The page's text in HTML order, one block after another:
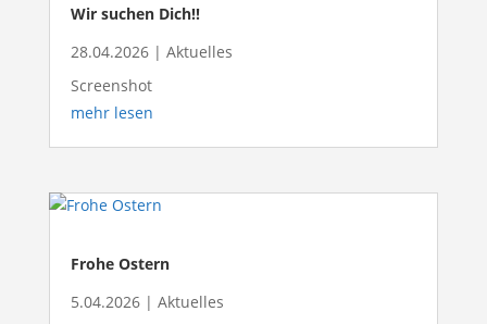
Wir suchen Dich!!
28.04.2026| Aktuelles
Screenshot
mehr lesen
Frohe Ostern
5.04.2026| Aktuelles